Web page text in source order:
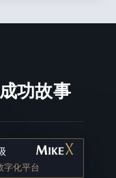
功故事
字化平台